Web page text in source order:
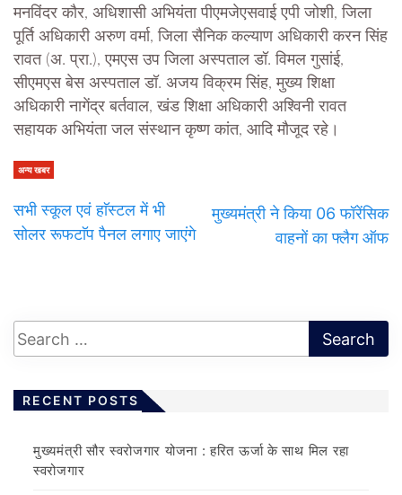
मनविंदर कौर, अधिशासी अभियंता पीएमजेएसवाई एपी जोशी, जिला
पूर्ति अधिकारी अरुण वर्मा, जिला सैनिक कल्याण अधिकारी करन सिंह
रावत (अ. प्रा.), एमएस उप जिला अस्पताल डॉ. विमल गुसांई,
सीएमएस बेस अस्पताल डॉ. अजय विक्रम सिंह, मुख्य शिक्षा
अधिकारी नागेंद्र बर्तवाल, खंड शिक्षा अधिकारी अश्विनी रावत
सहायक अभियंता जल संस्थान कृष्ण कांत, आदि मौजूद रहे।
अन्य खबर
सभी स्कूल एवं हाॅस्टल में भी
सोलर रूफटाॅप पैनल लगाए जाएंगे
मुख्यमंत्री ने किया 06 फॉरेंसिक
वाहनों का फ्लैग ऑफ
RECENT POSTS
मुख्यमंत्री सौर स्वरोजगार योजना : हरित ऊर्जा के साथ मिल रहा
स्वरोजगार